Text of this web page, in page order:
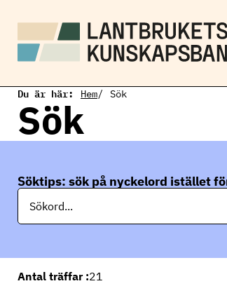
v
l
Du är här: Hem Sök
Sök
Söktips: sök på nyckelord istället
S
k
Antal träffar :21